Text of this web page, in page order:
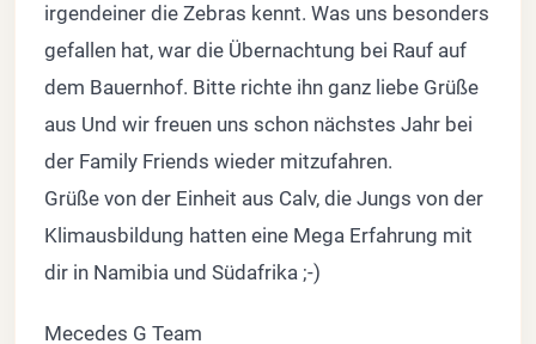
irgendeiner die Zebras kennt. Was uns besonders
gefallen hat, war die Übernachtung bei Rauf auf
dem Bauernhof. Bitte richte ihn ganz liebe Grüße
aus Und wir freuen uns schon nächstes Jahr bei
der Family Friends wieder mitzufahren.
Grüße von der Einheit aus Calv, die Jungs von der
Klimausbildung hatten eine Mega Erfahrung mit
dir in Namibia und Südafrika ;-)
Mecedes G Team